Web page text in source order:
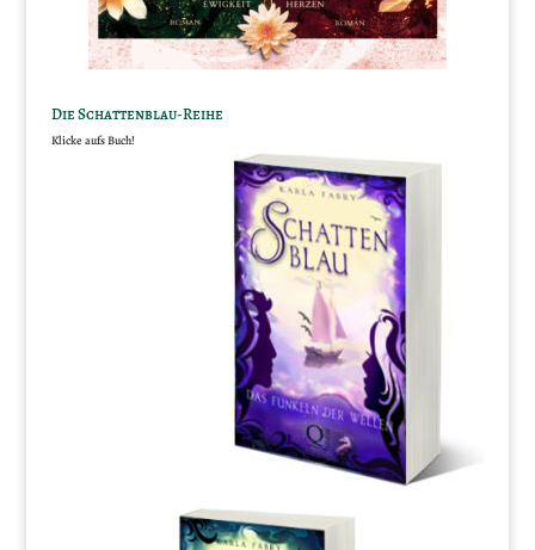
Die Schattenblau-Reihe
Klicke aufs Buch!